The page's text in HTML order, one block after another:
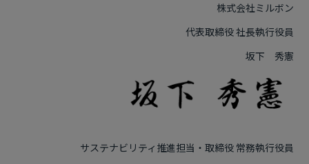
株式会社ミルボン
代表取締役 社長執行役員
坂下 秀憲
サステナビリティ推進担当・取締役 常務執行役員